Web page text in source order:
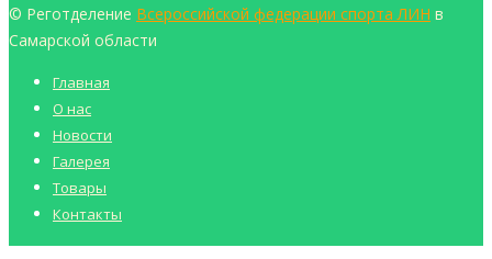
© Реготделение Всероссийской федерации спорта ЛИН в
Самарской области
Главная
О нас
Новости
Галерея
Товары
Контакты